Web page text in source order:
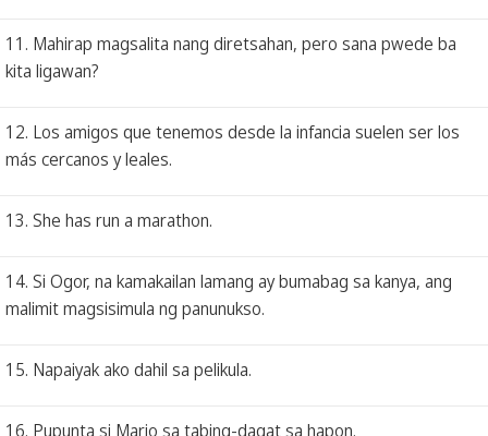
11. Mahirap magsalita nang diretsahan, pero sana pwede ba
kita ligawan?
12. Los amigos que tenemos desde la infancia suelen ser los
más cercanos y leales.
13. She has run a marathon.
14. Si Ogor, na kamakailan lamang ay bumabag sa kanya, ang
malimit magsisimula ng panunukso.
15. Napaiyak ako dahil sa pelikula.
16. Pupunta si Mario sa tabing-dagat sa hapon.